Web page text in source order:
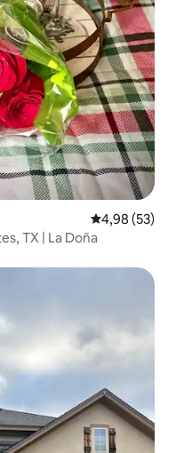
Évaluation
4,98 (53)
TX | La Doña
appréciés